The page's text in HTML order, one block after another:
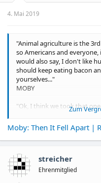
4. Mai 2019
"Animal agriculture is the
so Americans and
would also say, I don't like
should keep eating bacon
yourselves..."
MOBY
"Ok, I think we took that
Bill Maher
Zum
Moby: Then It Fell Apart |
streicher
Ehrenmitglied